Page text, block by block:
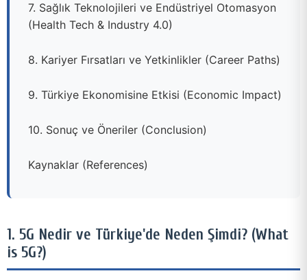
7. Sağlık Teknolojileri ve Endüstriyel Otomasyon
(Health Tech & Industry 4.0)
8. Kariyer Fırsatları ve Yetkinlikler (Career Paths)
9. Türkiye Ekonomisine Etkisi (Economic Impact)
10. Sonuç ve Öneriler (Conclusion)
Kaynaklar (References)
1. 5G Nedir ve Türkiye'de Neden Şimdi? (What
is 5G?)